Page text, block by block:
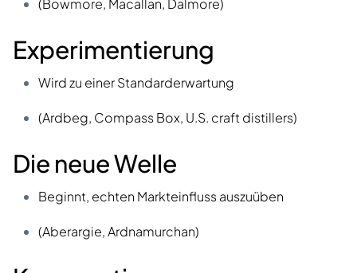
(Bowmore, Macallan, Dalmore)
Experimentierung
Wird zu einer Standarderwartung
(Ardbeg, Compass Box, U.S. craft distillers)
Die neue Welle
Beginnt, echten Markteinfluss auszuüben
(Aberargie, Ardnamurchan)